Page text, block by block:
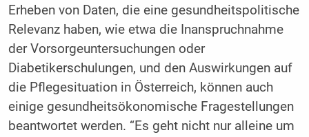
Erheben von Daten, die eine gesundheitspolitische
Relevanz haben, wie etwa die Inanspruchnahme
der Vorsorgeuntersuchungen oder
Diabetikerschulungen, und den Auswirkungen auf
die Pflegesituation in Österreich, können auch
einige gesundheitsökonomische Fragestellungen
beantwortet werden. “Es geht nicht nur alleine um